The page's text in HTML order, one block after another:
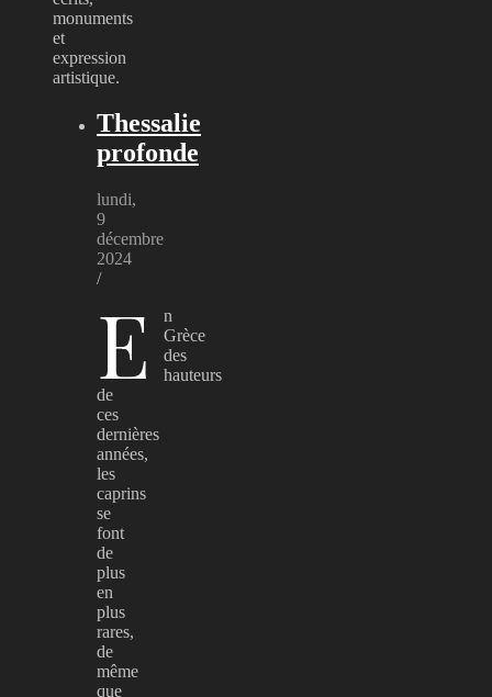
monuments
et
expression
artistique.
Thessalie
profonde
lundi,
9
décembre
2024
/
E
n
Grèce
des
hauteurs
de
ces
dernières
années,
les
caprins
se
font
de
plus
en
plus
rares,
de
même
que